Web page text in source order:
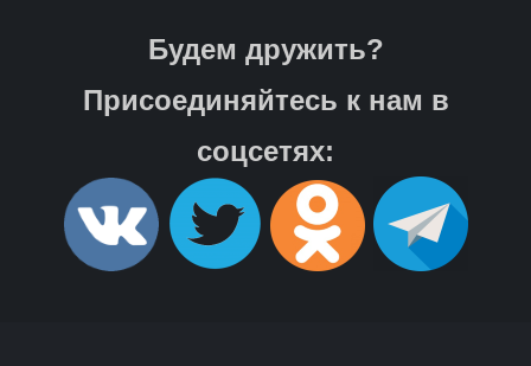
Будем дружить?
Присоединяйтесь к нам в
соцсетях: